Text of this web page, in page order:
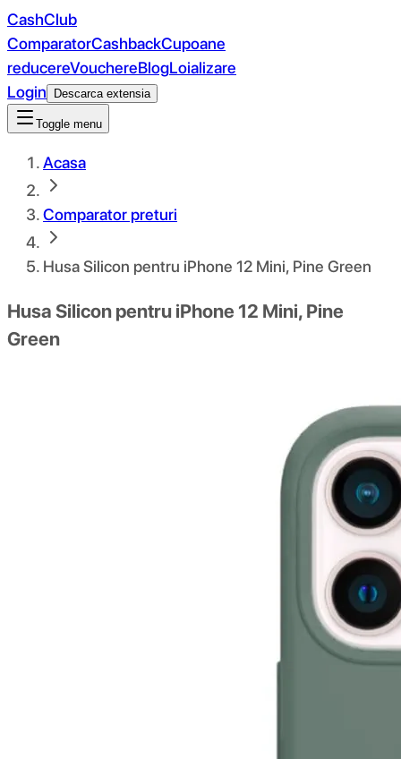
CashClub
ComparatorCashbackCupoane
reducereVouchereBlogLoializare
Login
Descarca extensia
Toggle menu
Acasa
Comparator preturi
Husa Silicon pentru iPhone 12 Mini, Pine Green
Husa Silicon pentru iPhone 12 Mini, Pine
Green